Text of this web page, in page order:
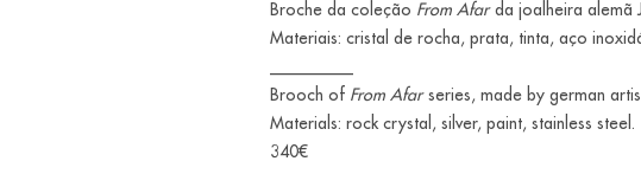
Broche da coleção From Afarda joalheira alemã
Materiais: cristal de rocha, prata, tinta, aço
Brooch of From Afarseries, made by german
Materials: rock crystal, silver, paint, stainless steel.
340€